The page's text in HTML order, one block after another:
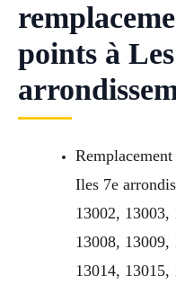
points à
Iles 7e
13002, 13003,
13008, 13009,
13014, 13015,